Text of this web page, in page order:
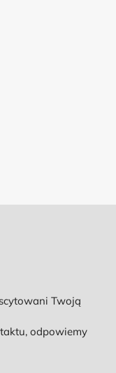
Twoją
odpowiemy